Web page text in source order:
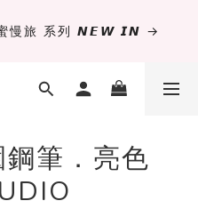
꒰ 𝐌𝐈𝐍𝐈𝟔 這裡挑 ➜ ꒱
慢旅 系列 𝙉𝙀𝙒 𝙄𝙉 →
墊 ୨୧💝滿額送蛇年限定切
꒰ 𝐌𝐈𝐍𝐈𝟔 這裡挑 ➜ ꒱
筆．亮色